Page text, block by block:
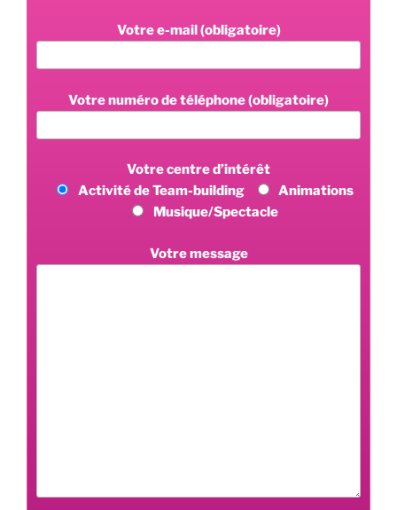
Votre e-mail (obligatoire)
Votre numéro de téléphone (obligatoire)
Votre centre d’intérêt
Activité de Team-building
Animations
Musique/Spectacle
Votre message